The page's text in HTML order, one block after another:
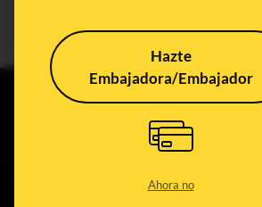
Hazte
Embajadora/Embajador
Ahora no
INVESTIGACIONES · TIKTOK
Depredadores en
un bufé libre para
pedófilos